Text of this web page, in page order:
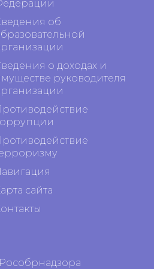
об
о доходах и
руководителя
сайта